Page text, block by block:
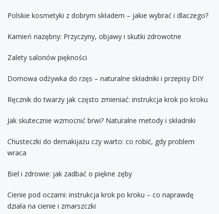
Polskie kosmetyki z dobrym składem – jakie wybrać i dlaczego?
Kamień nazębny: Przyczyny, objawy i skutki zdrowotne
Zalety salonów piękności
Domowa odżywka do rzęs – naturalne składniki i przepisy DIY
Ręcznik do twarzy jak często zmieniać: instrukcja krok po kroku
Jak skutecznie wzmocnić brwi? Naturalne metody i składniki
Chusteczki do demakijażu czy warto: co robić, gdy problem
wraca
Biel i zdrowie: jak zadbać o piękne zęby
Cienie pod oczami: instrukcja krok po kroku – co naprawdę
działa na cienie i zmarszczki